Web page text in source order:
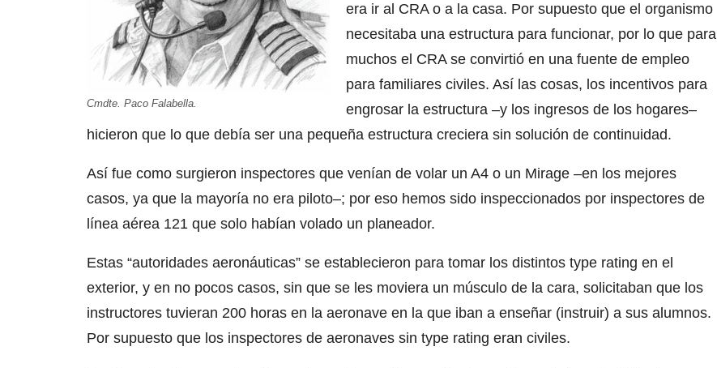
Cmdte. Paco Falabella.
era ir al CRA o a la casa. Por supuesto que el organismo
necesitaba una estructura para funcionar, por lo que para
muchos el CRA se convirtió en una fuente de empleo
para familiares civiles. Así las cosas, los incentivos para
engrosar la estructura –y los ingresos de los hogares–
hicieron que lo que debía ser una pequeña estructura creciera sin solución de continuidad.
Así fue como surgieron inspectores que venían de volar un A4 o un Mirage –en los mejores
casos, ya que la mayoría no era piloto–; por eso hemos sido inspeccionados por inspectores de
línea aérea 121 que solo habían volado un planeador.
Estas “autoridades aeronáuticas” se establecieron para tomar los distintos type rating en el
exterior, y en no pocos casos, sin que se les moviera un músculo de la cara, solicitaban que los
instructores tuvieran 200 horas en la aeronave en la que iban a enseñar (instruir) a sus alumnos.
Por supuesto que los inspectores de aeronaves sin type rating eran civiles.